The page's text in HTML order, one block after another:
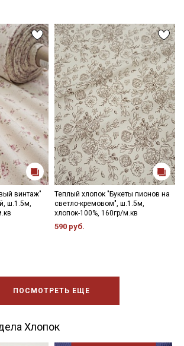
винтаж"
ш.1.5м,
Теплый хлопок "Букеты пионов на
светло-кремовом", ш.1.5м,
хлопок-100%, 160гр/м.кв
590 руб.
ПОСМОТРЕТЬ ЕЩЕ
Хлопок